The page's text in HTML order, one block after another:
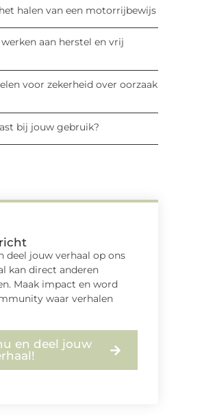
halen van een motorrijbewijs
aan herstel en vrij
voor zekerheid over oorzaak
bij jouw gebruik?
deel jouw verhaal op ons
kan direct anderen
Maak impact en word
waar verhalen
en deel jouw